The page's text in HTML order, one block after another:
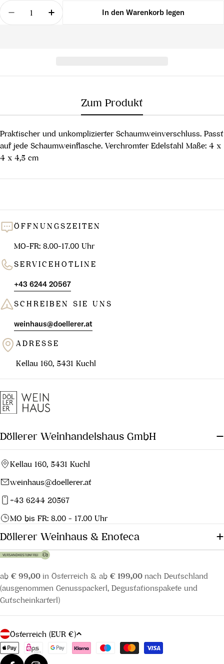
Menge
Menge für Schaumweinverschluss verchromt, 1
Menge für Schaumweinverschluss
In den Warenkorb legen
Zum Produkt
Praktischer und unkomplizierter Schaumweinverschluss. Passt
auf jede Schaumweinflasche. Verchromter Edelstahl Maße: 4 x
4 x 4,5 cm
ÖFFNUNGSZEITEN
MO-FR: 8.00-17.00 Uhr
SERVICEHOTLINE
+43 6244 20567
SCHREIBEN SIE UNS
weinhaus@doellerer.at
ADRESSE
Kellau 160, 5431 Kuchl
Döllerer Weinhandelshaus GmbH
Kellau 160, 5431 Kuchl
weinhaus@doellerer.at
+43 6244 20567
MO bis FR: 8.00 - 17.00 Uhr
Döllerer Weinhaus & Enoteca
ab € 99,00 in Österreich & ab € 199,00 nach Deutschland
(ausgenommen Genusspackerl, Degustationspakete und
Gutscheinkarterl)
L
a
n
Österreich (EUR €)
Zahlungsmethoden